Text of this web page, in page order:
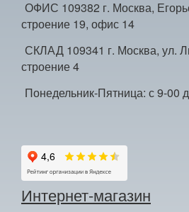
ОФИС 109382 г. Москва,
строение 19, офис 14
СКЛАД 109341 г. Москва, ул.
строение 4
Понедельник-Пятница: с 9-00
Интернет-магазин